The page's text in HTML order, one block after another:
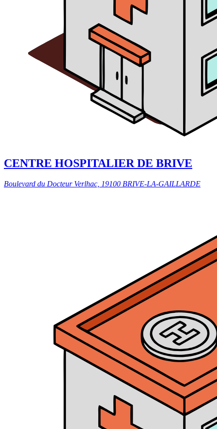
CENTRE HOSPITALIER DE BRIVE
Boulevard du Docteur Verlhac, 19100 BRIVE-LA-GAILLARDE